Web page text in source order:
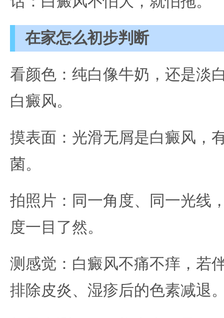
在家怎么初步判断
看颜色：纯白像牛奶，还是淡
白癜风。
摸表面：光滑无屑是白癜风，
菌。
拍照片：同一角度、同一光线
度一目了然。
测感觉：白癜风不痛不痒，若
排除皮炎、湿疹后的色素减退